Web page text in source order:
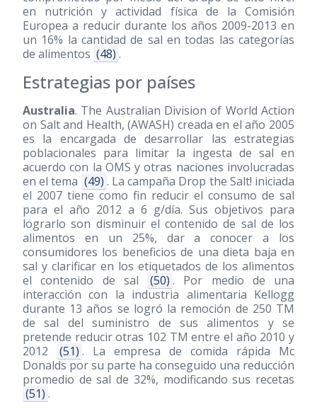
en nutrición y actividad física de la Comisión
Europea a reducir durante los años 2009-2013 en
un 16% la cantidad de sal en todas las categorías
de alimentos (48) .
Estrategias por países
Australia. The Australian Division of World Action
on Salt and Health, (AWASH) creada en el año 2005
es la encargada de desarrollar las estrategias
poblacionales para limitar la ingesta de sal en
acuerdo con la OMS y otras naciones involucradas
en el tema (49) . La campaña Drop the Salt! iniciada
el 2007 tiene como fin reducir el consumo de sal
para el año 2012 a 6 g/día. Sus objetivos para
lograrlo son disminuir el contenido de sal de los
alimentos en un 25%, dar a conocer a los
consumidores los beneficios de una dieta baja en
sal y clarificar en los etiquetados de los alimentos
el contenido de sal
(50) . Por medio de una
interacción con la industria alimentaria Kellogg
durante 13 años se logró la remoción de 250 TM
de sal del suministro de sus alimentos y se
pretende reducir otras 102 TM entre el año 2010 y
2012
(51) . La empresa de comida rápida Mc
Donalds por su parte ha conseguido una reducción
promedio de sal de 32%, modificando sus recetas
(51) .